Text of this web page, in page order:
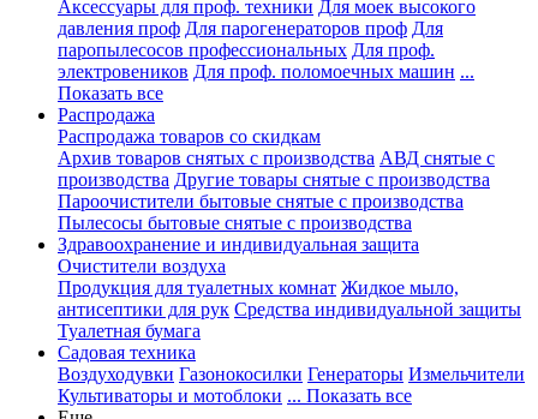
Аксессуары для проф. техники Для моек высокого
давления проф Для парогенераторов проф Для
паропылесосов профессиональных Для проф.
электровеников Для проф. поломоечных машин ...
Показать все
Распродажа
Распродажа товаров со скидкам
Архив товаров снятых с производства АВД снятые с
производства Другие товары снятые с производства
Пароочистители бытовые снятые с производства
Пылесосы бытовые снятые с производства
Здравоохранение и индивидуальная защита
Очистители воздуха
Продукция для туалетных комнат Жидкое мыло,
антисептики для рук Средства индивидуальной защиты
Туалетная бумага
Садовая техника
Воздуходувки Газонокосилки Генераторы Измельчители
Культиваторы и мотоблоки ... Показать все